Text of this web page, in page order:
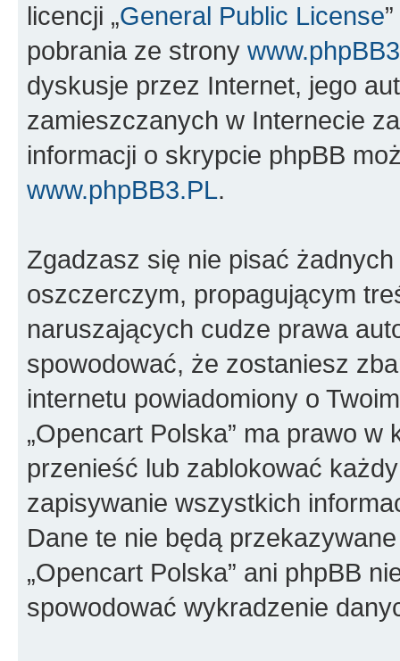
licencji „General Public License
pobrania ze strony
dyskusje przez Internet, jego
zamieszczanych w Internecie
informacji o skrypcie phpBB
www.phpBB3.PL.
Zgadzasz się nie pisać
oszczerczym, propagującym
naruszających cudze prawa
spowodować, że zostaniesz
internetu powiadomiony o
„Opencart Polska” ma prawo
przenieść lub zablokować
zapisywanie wszystkich
Dane te nie będą
„Opencart Polska” ani phpBB
spowodować wykradzenie